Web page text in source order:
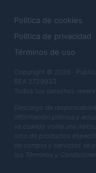
Política de cookies
Política de privacidad
Términos de uso
Copyright © 2026 ·
REA 2729933
Todos los derechos
Descargo de
información precisa y
ve cuando visita una
sitio de productos
de compra y servicios se
los Términos y